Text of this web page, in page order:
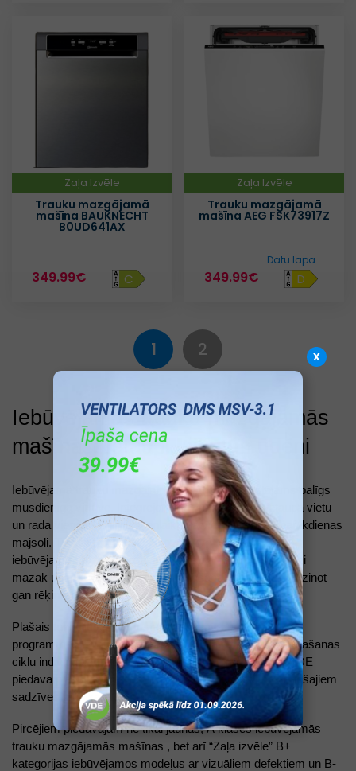
Zaļa Izvēle
Trauku mazgājamā
mašīna BAUKNECHT
B0UD641AX
349.99€ C
Zaļa Izvēle
Trauku mazgājamā
mašīna AEG FSK73917Z
349.99€ D
Datu lapa
1 2
Iebūvējamās trauku mazgājamās
mašīnas: ietaupi laiku un ūdeni
Iebūvējamā trauku mazgājamā mašīna ir neaizstājams palīgs
mūsdienīgā virtuvē. Integrējot virtuves iekārtā, tā ietaupa vietu
un rada vienotu dizainu, vienlaikus atvieglojot rūpes par ikdienas
mājsoli. Turklāt, pateicoties inovatīvām tehnoloģijām,
iebūvējamā trauku mazgājamā mašīna patērē ievērojami
mazāk ūdens nekā manuālā mazgāšana, tādējādi samazinot
gan rēķinus, gan ietekmi uz vidi.
Plašais funkciju klāsts, tostarp dažādas mazgāšanas
programmas un temperatūras režīmi, ļauj pielāgot mazgāšanas
ciklu individuālām vajadzībām un trauku materiāliem. VDE
piedāvā plašu iebūvējamo trauku mašīnu klāstu no vadošajiem
sadzīves tehnikas ražotājiem!
Pircējiem piedāvājam ne tikai jaunas, A klases iebūvējamās
trauku mazgājamās mašīnas , bet arī “Zaļa izvēle” B+
kategorijas iebūvējamos modeļus ar vizuāliem defektiem un B-
x